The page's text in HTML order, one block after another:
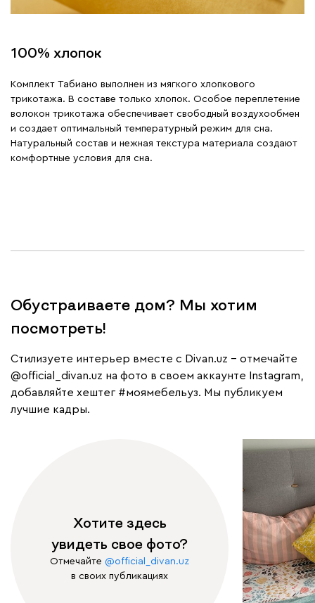
100% хлопок
Комплект Табиано выполнен из мягкого хлопкового
трикотажа. В составе только хлопок. Особое переплетение
волокон трикотажа обеспечивает свободный воздухообмен
и создает оптимальный температурный режим для сна.
Натуральный состав и нежная текстура материала создают
комфортные условия для сна.
Обустраиваете дом? Мы хотим
посмотреть!
Cтилизуете интерьер вместе с Divan.uz – отмечайте
@official_divan.uz на фото в своем аккаунте Instagram,
добавляйте хештег #моямебельуз. Мы публикуем
лучшие кадры.
Хотите здесь
увидеть свое фото?
Отмечайте @official_divan.uz
в своих публикациях